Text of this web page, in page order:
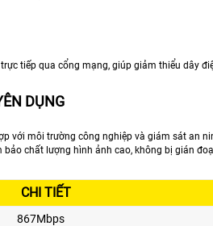
tiếp qua cổng mạng, giúp giảm thiểu dây
DỤNG
với môi trường công nghiệp và giám sát an
bảo chất lượng hình ảnh cao, không bị gián
CHI TIẾT
867Mbps